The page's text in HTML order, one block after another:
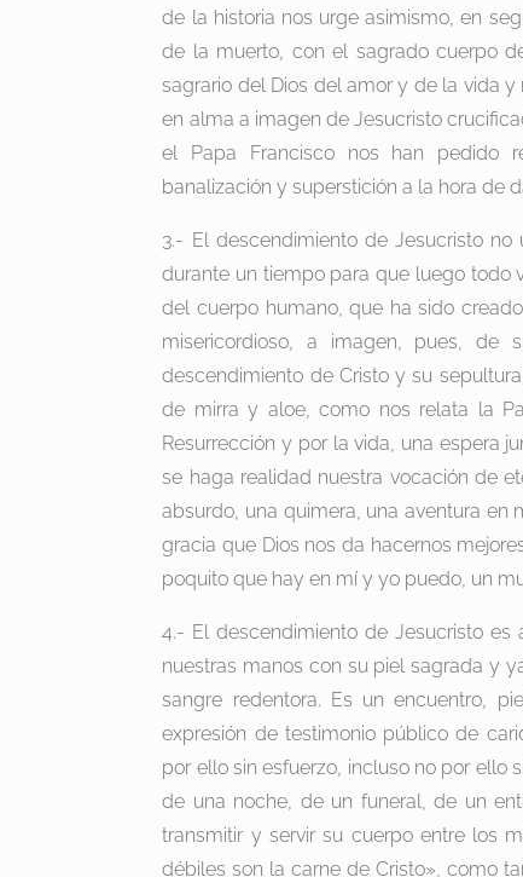
de la historia nos urge asimismo, en
de la muerto, con el sagrado cuerpo
sagrario del Dios del amor y de la vida
en alma a imagen de Jesucristo
el Papa Francisco nos han pedido
banalización y superstición a la hora de
3.- El descendimiento de Jesucristo
durante un tiempo para que luego todo
del cuerpo humano, que ha sido
misericordioso, a imagen, pues, de
descendimiento de Cristo y su
de mirra y aloe, como nos relata la
Resurrección y por la vida, una espera
se haga realidad nuestra vocación de
absurdo, una quimera, una aventura en
gracia que Dios nos da hacernos
poquito que hay en mí y yo puedo, un
4.- El descendimiento de Jesucristo
nuestras manos con su piel sagrada y
sangre redentora. Es un encuentro,
expresión de testimonio público de
por ello sin esfuerzo, incluso no por ello
de una noche, de un funeral, de un
transmitir y servir su cuerpo entre los
débiles son la carne de Cristo», como